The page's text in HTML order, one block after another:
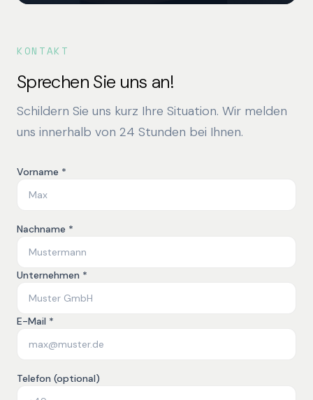
KONTAKT
Sprechen Sie uns an!
Schildern Sie uns kurz Ihre Situation. Wir melden
uns innerhalb von 24 Stunden bei Ihnen.
Vorname *
Nachname *
Unternehmen *
E-Mail *
Telefon (optional)